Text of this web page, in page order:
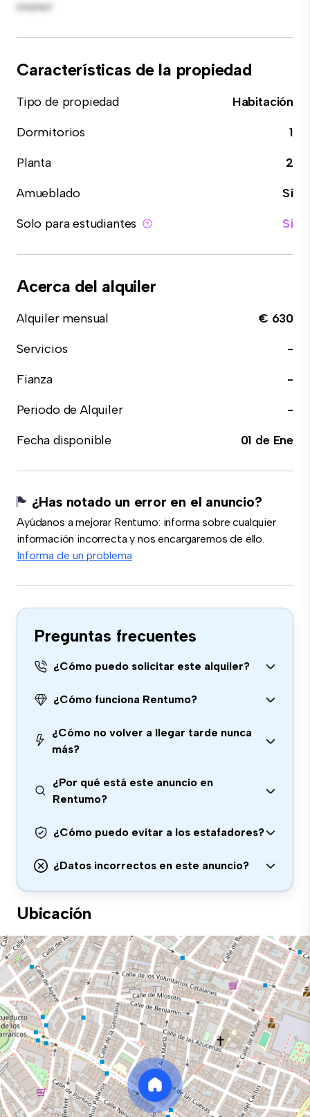
mismo!
Características de la propiedad
Tipo de propiedad
Habitación
Dormitorios
1
Planta
2
Amueblado
Sí
Solo para estudiantes
Sí
Acerca del alquiler
Alquiler mensual
€ 630
Servicios
-
Fianza
-
Periodo de Alquiler
-
Fecha disponible
01 de Ene
¿Has notado un error en el anuncio?
Ayúdanos a mejorar Rentumo: informa sobre cualquier
información incorrecta y nos encargaremos de ello.
Informa de un problema
Preguntas frecuentes
¿Cómo puedo solicitar este alquiler?
¿Cómo funciona Rentumo?
¿Cómo no volver a llegar tarde nunca
más?
¿Por qué está este anuncio en
Rentumo?
¿Cómo puedo evitar a los estafadores?
¿Datos incorrectos en este anuncio?
Ubicación